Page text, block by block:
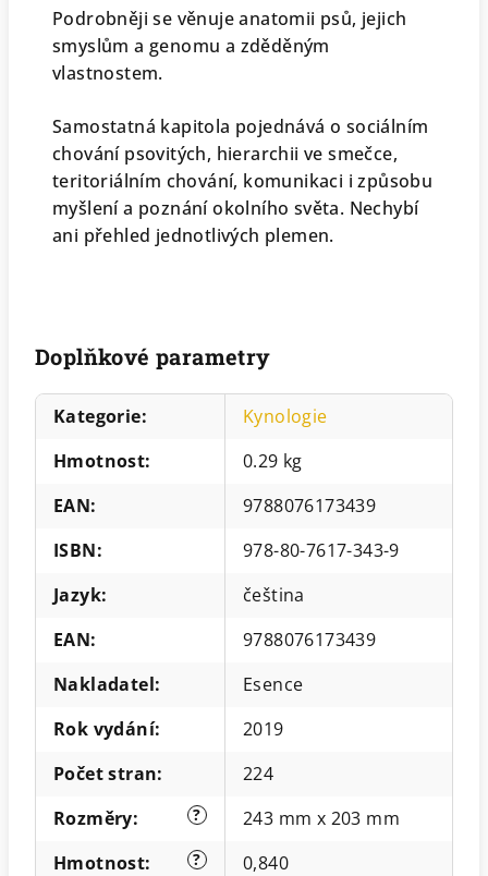
Podrobněji se věnuje anatomii psů, jejich
smyslům a genomu a zděděným
vlastnostem.
Samostatná kapitola pojednává o sociálním
chování psovitých, hierarchii ve smečce,
teritoriálním chování, komunikaci i způsobu
myšlení a poznání okolního světa. Nechybí
ani přehled jednotlivých plemen.
Doplňkové parametry
Kategorie:
Kynologie
Hmotnost:
0.29 kg
EAN:
9788076173439
ISBN:
978-80-7617-343-9
Jazyk:
čeština
EAN:
9788076173439
Nakladatel:
Esence
Rok vydání:
2019
Počet stran: 224
?
Rozměry: 243 mm x 203 mm
?
Hmotnost:
0,840